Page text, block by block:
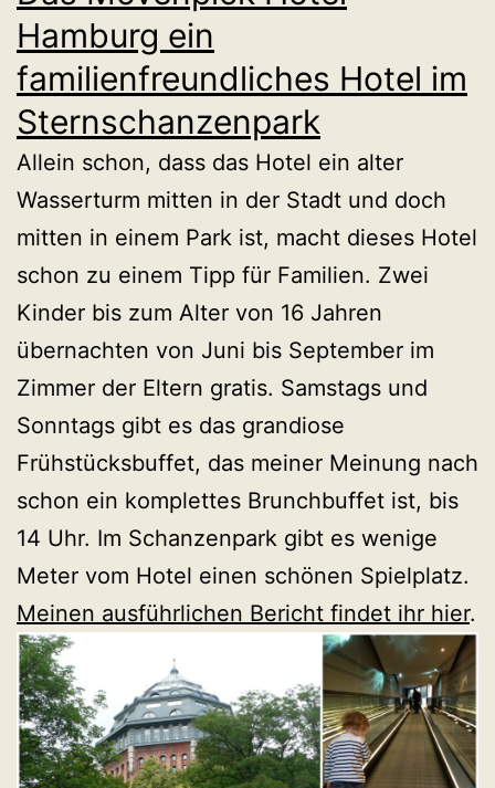
Hamburg ein
familienfreundliches Hotel im
Sternschanzenpark
Allein schon, dass das Hotel ein alter
Wasserturm mitten in der Stadt und doch
mitten in einem Park ist, macht dieses Hotel
schon zu einem Tipp für Familien. Zwei
Kinder bis zum Alter von 16 Jahren
übernachten von Juni bis September im
Zimmer der Eltern gratis. Samstags und
Sonntags gibt es das grandiose
Frühstücksbuffet, das meiner Meinung nach
schon ein komplettes Brunchbuffet ist, bis
14 Uhr. Im Schanzenpark gibt es wenige
Meter vom Hotel einen schönen Spielplatz.
Meinen ausführlichen Bericht findet ihr hier.